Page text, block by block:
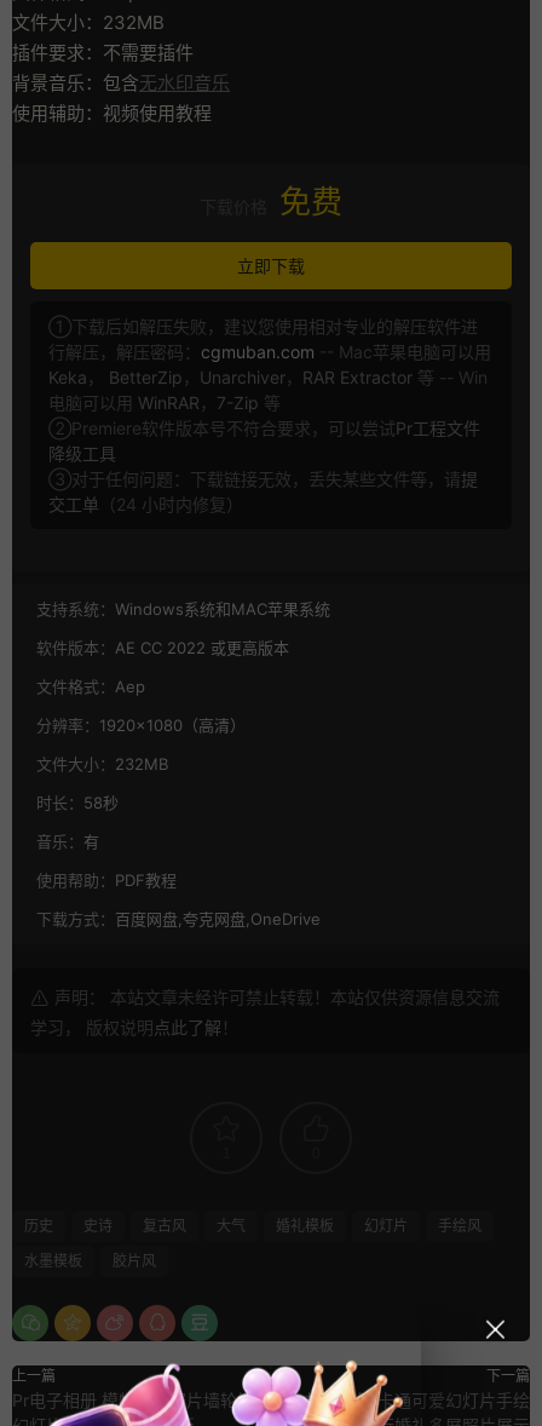
文件大小：232MB
插件要求：不需要插件
背景音乐：包含无水印音乐
使用辅助：视频使用教程
免费
立即下载
①下载后如解压失败，建议您使用相对专业的解压软件进
行解压，解压密码： cgmuban.com -- Mac苹果电脑可以用
Keka ， BetterZip ， Unarchiver， RAR Extractor 等 -- Win
电脑可以用 WinRAR ， 7-Zip 等
②Premiere软件版本号不符合要求，可以尝试Pr工程文件
降级工具
③对于任何问题：下载链接无效，丢失某些文件等，请提
交工单 （24 小时内修复）
支持系统： Windows系统和MAC苹果系统
软件版本： AE CC 2022 或更高版本
文件格式： Aep
分辨率： 1920×1080（高清）
文件大小： 232MB
时长： 58秒
音乐： 有
使用帮助： PDF教程
下载方式： 百度网盘,夸克网盘,OneDrive
声明： 本站文章未经许可禁止转载！本站仅供资源信息交流
学习， 版权说明点此了解 ！
历史 史诗 复古风 大气 婚礼模板 幻灯片
手绘风
水墨模板
胶片风
上一篇
Pr电子相册 模特艺术照片墙轮播
下一篇
Ae相册模板 卡通可爱幻灯片手绘